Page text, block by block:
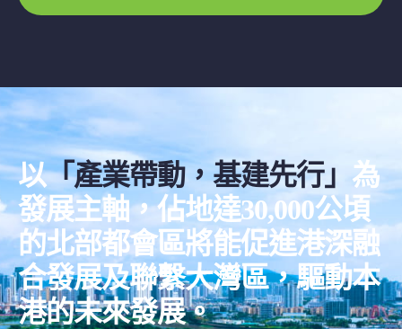
以「產業帶動，基建先行」 為
發展主軸，佔地達30,000公頃
的北部都會區將能促進港深融
合發展及聯繫大灣區，驅動本
港的未來發展。